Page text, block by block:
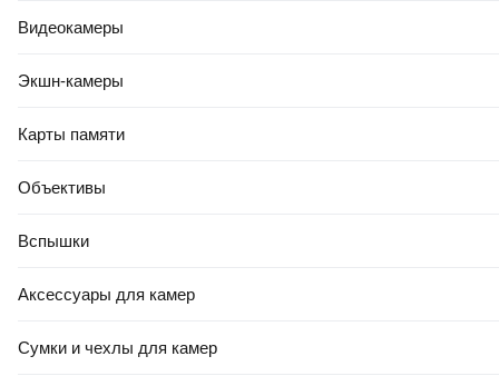
Видеокамеры
Экшн-камеры
Карты памяти
Объективы
Вспышки
Аксессуары для камер
Сумки и чехлы для камер